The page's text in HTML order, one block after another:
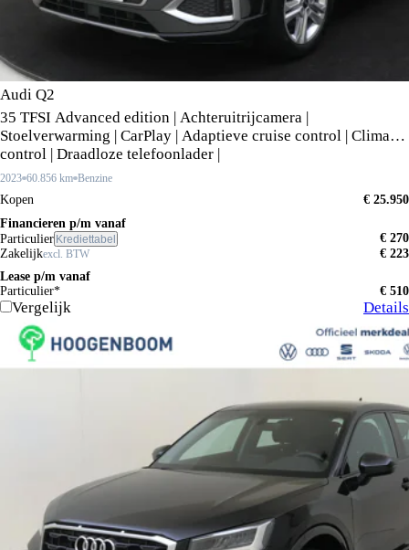
Audi Q2
35 TFSI Advanced edition | Achteruitrijcamera |
Stoelverwarming | CarPlay | Adaptieve cruise control | Climate
control | Draadloze telefoonlader |
2023 60.856 km Benzine
Kopen
€ 25.950
Financieren p/m vanaf
Particulier Krediettabel
€ 270
Zakelijkexcl. BTW
€ 223
Lease p/m vanaf
Particulier*
€ 510
Vergelijk Details